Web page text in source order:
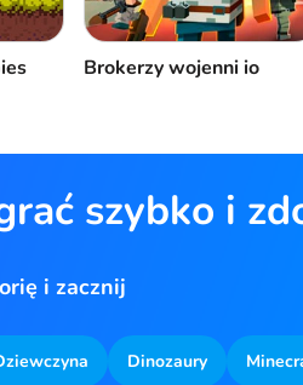
Brokerzy wojenni io
szybko i
i zacznij
Dinozaury